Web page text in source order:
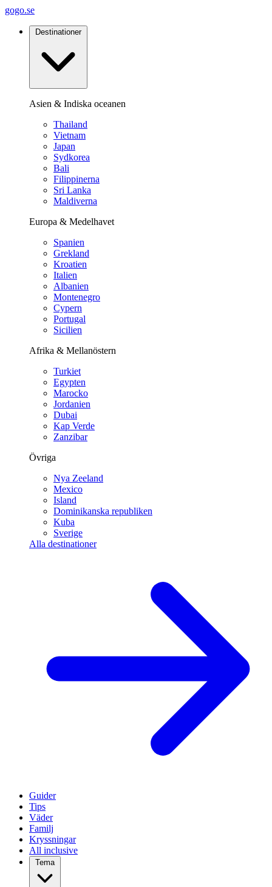
gogo.se
Destinationer
Asien & Indiska oceanen
Thailand
Vietnam
Japan
Sydkorea
Bali
Filippinerna
Sri Lanka
Maldiverna
Europa & Medelhavet
Spanien
Grekland
Kroatien
Italien
Albanien
Montenegro
Cypern
Portugal
Sicilien
Afrika & Mellanöstern
Turkiet
Egypten
Marocko
Jordanien
Dubai
Kap Verde
Zanzibar
Övriga
Nya Zeeland
Mexico
Island
Dominikanska republiken
Kuba
Sverige
Alla destinationer
Guider
Tips
Väder
Familj
Kryssningar
All inclusive
Tema